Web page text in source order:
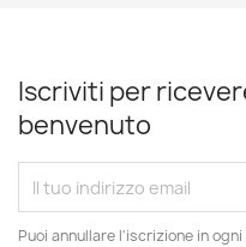
Iscriviti per
benvenuto
Puoi annullare l'iscrizione in